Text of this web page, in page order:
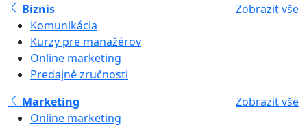
Biznis
Zobrazit vše
Komunikácia
Kurzy pre manažérov
Online marketing
Predajné zručnosti
Marketing
Zobrazit vše
Online marketing